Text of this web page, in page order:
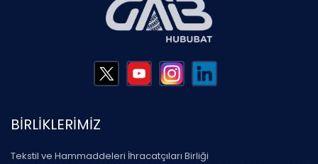
BİRLİKLERİMİZ
Tekstil ve Hammaddeleri İhracatçıları Birliği